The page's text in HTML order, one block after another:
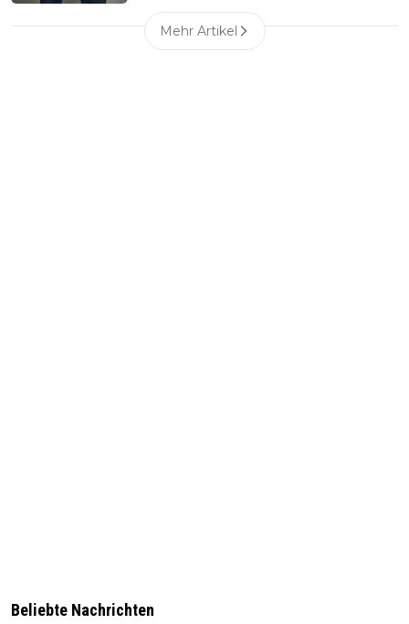
Mehr Artikel
Beliebte Nachrichten